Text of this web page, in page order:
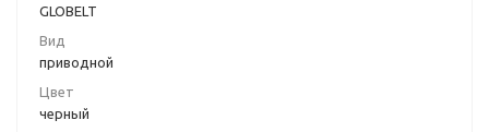
GLOBELT
Вид
приводной
Цвет
черный